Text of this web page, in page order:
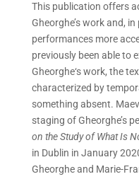
This publication offers
Gheorghe’s work and,
performances more
previously been able to
Gheorghe‘s work, the
characterized by
something absent.
staging of Gheorghe’s
on the Study of What Is
in Dublin in January
Gheorghe and Marie-